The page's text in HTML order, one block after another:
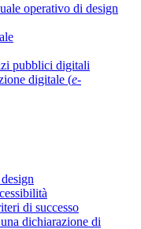
operativo di design
pubblici digitali
digitale (e-
di successo
dichiarazione di